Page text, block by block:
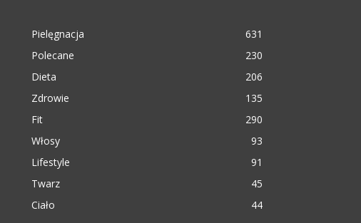
Pielęgnacja
631
Polecane
230
Dieta
206
Zdrowie
135
Fit
290
Włosy
93
Lifestyle
91
Twarz
45
Ciało
44